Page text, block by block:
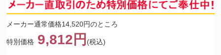
メーカー通常価格14,520円のところ
特別価格 9,812円 (税込)